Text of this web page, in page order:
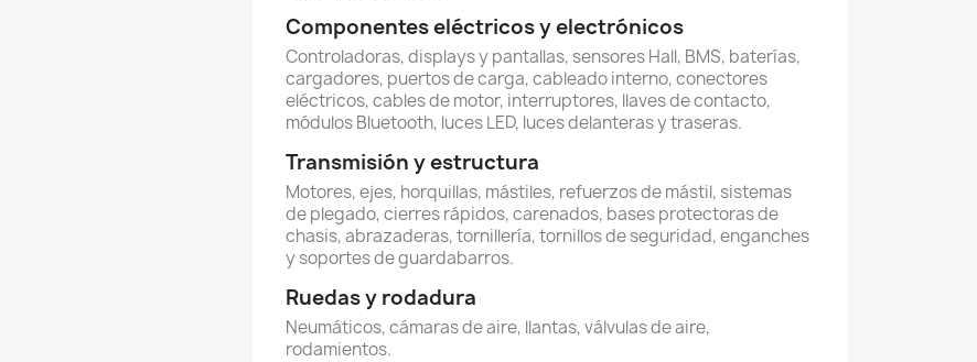
Componentes eléctricos y electrónicos
Controladoras, displays y pantallas, sensores Hall, BMS, baterías,
cargadores, puertos de carga, cableado interno, conectores
eléctricos, cables de motor, interruptores, llaves de contacto,
módulos Bluetooth, luces LED, luces delanteras y traseras.
Transmisión y estructura
Motores, ejes, horquillas, mástiles, refuerzos de mástil, sistemas
de plegado, cierres rápidos, carenados, bases protectoras de
chasis, abrazaderas, tornillería, tornillos de seguridad, enganches
y soportes de guardabarros.
Ruedas y rodadura
Neumáticos, cámaras de aire, llantas, válvulas de aire,
rodamientos.